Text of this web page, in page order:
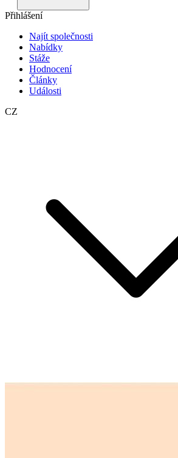
Přihlášení
Najít společnosti
Nabídky
Stáže
Hodnocení
Články
Události
CZ